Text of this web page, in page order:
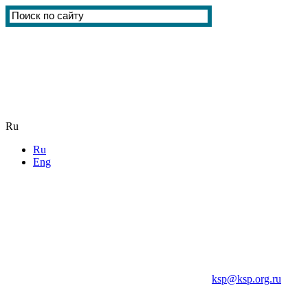
Ru
Ru
Eng
ksp@ksp.org.ru